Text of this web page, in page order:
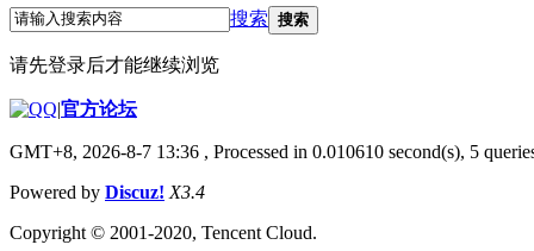
搜索 搜索
请先登录后才能继续浏览
|官方论坛
GMT+8, 2026-8-7 13:36 , Processed in 0.010610 second(s), 5
Powered by Discuz! X3.4
Copyright © 2001-2020, Tencent Cloud.